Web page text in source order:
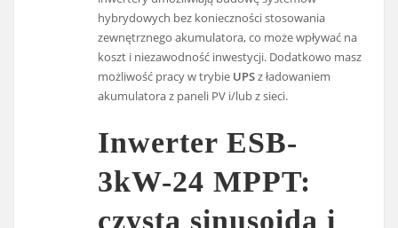
hybrydowych bez konieczności stosowania
zewnętrznego akumulatora, co może wpływać na
koszt i niezawodność inwestycji. Dodatkowo masz
możliwość pracy w trybie UPSz ładowaniem
akumulatora z paneli PV i/lub z sieci.
Inwerter ESB-
3kW-24 MPPT:
czysta sinusoida i